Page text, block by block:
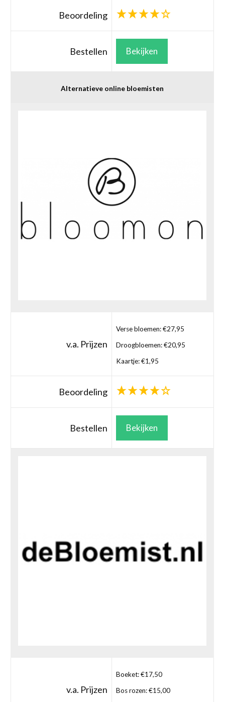
Beoordeling
Bestellen Bekijken
Alternatieve online bloemisten
v.a. Prijzen
Verse bloemen: €27,95
Droogbloemen: €20,95
Kaartje: €1,95
Beoordeling
Bestellen Bekijken
v.a. Prijzen
Boeket: €17,50
Bos rozen: €15,00